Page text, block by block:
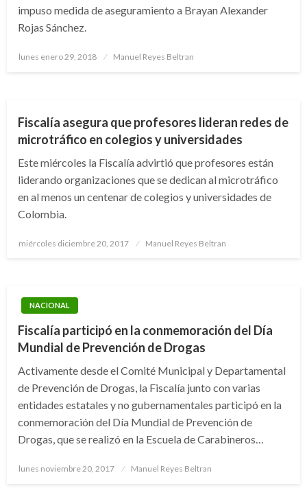
impuso medida de aseguramiento a Brayan Alexander
Rojas Sánchez.
Publicado
lunes enero 29, 2018 Manuel Reyes Beltran
Fiscalía asegura que profesores lideran redes de
microtráfico en colegios y universidades
Este miércoles la Fiscalía advirtió que profesores están
liderando organizaciones que se dedican al microtráfico
en al menos un centenar de colegios y universidades de
Colombia.
Publicado
miércoles diciembre 20, 2017 Manuel Reyes Beltran
NACIONAL
Fiscalía participó en la conmemoración del Día
Mundial de Prevención de Drogas
Activamente desde el Comité Municipal y Departamental
de Prevención de Drogas, la Fiscalía junto con varias
entidades estatales y no gubernamentales participó en la
conmemoración del Día Mundial de Prevención de
Drogas, que se realizó en la Escuela de Carabineros…
Publicado
lunes noviembre 20, 2017 Manuel Reyes Beltran